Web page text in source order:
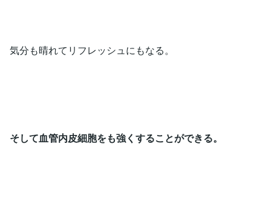
気分も晴れてリフレッシュにもなる。
そして血管内皮細胞をも強くすることができる。